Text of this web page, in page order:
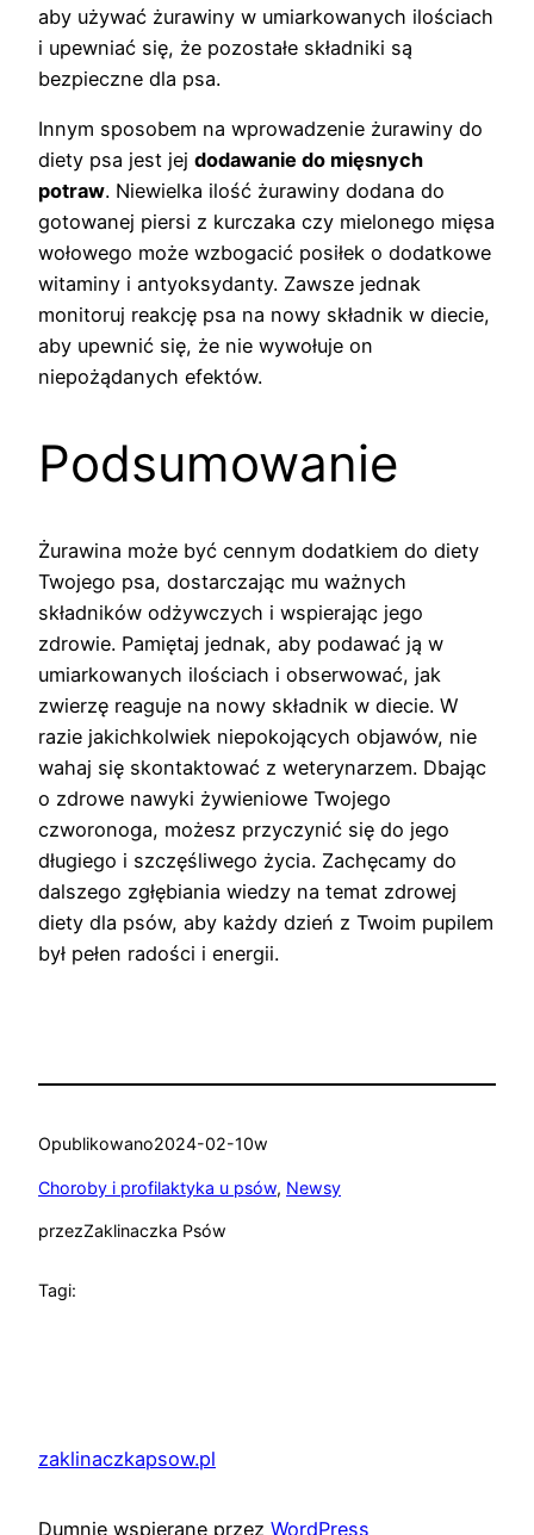
aby używać żurawiny w umiarkowanych ilościach
i upewniać się, że pozostałe składniki są
bezpieczne dla psa.
Innym sposobem na wprowadzenie żurawiny do
diety psa jest jej dodawanie do mięsnych
potraw. Niewielka ilość żurawiny dodana do
gotowanej piersi z kurczaka czy mielonego mięsa
wołowego może wzbogacić posiłek o dodatkowe
witaminy i antyoksydanty. Zawsze jednak
monitoruj reakcję psa na nowy składnik w diecie,
aby upewnić się, że nie wywołuje on
niepożądanych efektów.
Podsumowanie
Żurawina może być cennym dodatkiem do diety
Twojego psa, dostarczając mu ważnych
składników odżywczych i wspierając jego
zdrowie. Pamiętaj jednak, aby podawać ją w
umiarkowanych ilościach i obserwować, jak
zwierzę reaguje na nowy składnik w diecie. W
razie jakichkolwiek niepokojących objawów, nie
wahaj się skontaktować z weterynarzem. Dbając
o zdrowe nawyki żywieniowe Twojego
czworonoga, możesz przyczynić się do jego
długiego i szczęśliwego życia. Zachęcamy do
dalszego zgłębiania wiedzy na temat zdrowej
diety dla psów, aby każdy dzień z Twoim pupilem
był pełen radości i energii.
Opublikowano2024-02-10w
Choroby i profilaktyka u psów, Newsy
przezZaklinaczka Psów
Tagi:
zaklinaczkapsow.pl
Dumnie wspierane przez WordPress